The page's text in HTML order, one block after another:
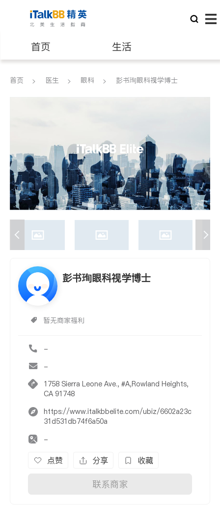
首页 生活
医生 律师
养老 非盈利组织
首页 医生 眼科 彭书珣眼科视学博士
彭书珣眼科视学博士
暂无商家福利
-
-
1758 Sierra Leone Ave., #A,Rowland Heights,
CA 91748
https://www.italkbbelite.com/ubiz/6602a23c
31d531db74f6a50a
-
点赞 分享 收藏
联系商家